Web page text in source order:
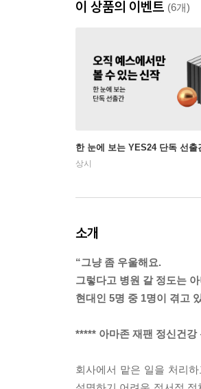
이 상품의 이벤트 (6개)
한 눈에 보는 YES24 단독 선출
상시
소개
“그냥 좀 우울해요.
그렇다고 병원 갈 정도는
현대인 5명 중 1명이 겪고
***** 아마존 재팬 정신건강
회사에서 맡은 일을 처리